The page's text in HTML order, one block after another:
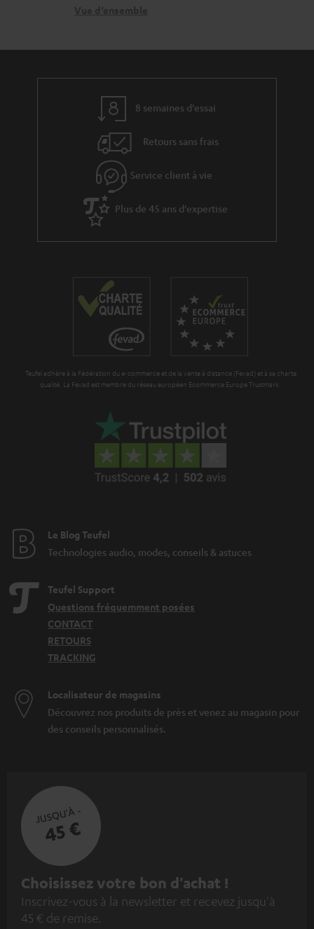
l
a
r
i
a
8 semaines d'essai
Retours sans frais
Service client à vie
Plus de 45 ans d'expertise
Teufel adhère à la Fédération du e-commerce et de la vente à distance (Fevad) et à sa charte
qualité. La Fevad est membre du réseau européen Ecommerce Europe Trustmark.
Le Blog Teufel
Technologies audio, modes, conseils & astuces
Teufel Support
Questions fréquemment posées
CONTACT
RETOURS
TRACKING
Localisateur de magasins
Découvrez nos produits de près et venez au magasin pour
des conseils personnalisés.
JUSQU'À -
45 €
I
n
s
Choisissez votre bon d'achat !
Inscrivez-vous à la newsletter et recevez jusqu'à
45 € de remise.